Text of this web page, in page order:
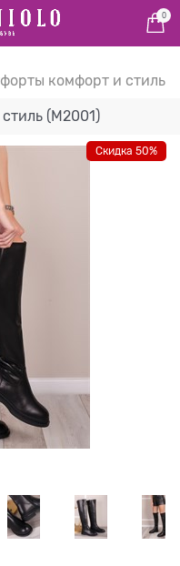
0
комфорт и стиль
(M2001)
Скидка 50%